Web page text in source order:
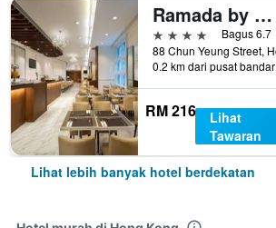
Ramada by Wyndham Hong Kong Grand View
4 bintang
Bagus 6.7
0.2 km dari pusat bandar
RM 216
Lihat
Tawaran
Lihat lebih banyak hotel berdekatan